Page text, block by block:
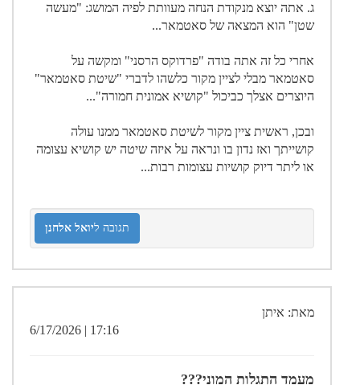
ג. אתה יוצא מנקודת הנחה מעוותת לפיה המושג: "מעשה
שטן" הוא המצאה של סאטמאר...
אחרי כל זה אתה בודה "פרדוקס הרסני" ומקשה על
סאטמאר מבלי לציין מקור כלשהו לדברי "שיטת סאטמאר"
היוצרים אצלך כביכול "קושיא אמונית חמורה"...
ובכן, ראשית ציין מקור לשיטת סאטמאר ממנו עולה
קושייתך ואז נדון בו ונראה על איזה שיטה יש קושיא עצומה
או ליתר דיוק קושיות עצומות רבות...
תגובה ליואל אלחנן
מאת: איתן
17:16 | 6/17/2026
מעמד התגלות המוני???